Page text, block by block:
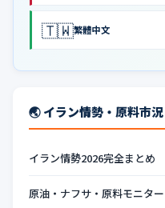
🇹🇼繁體中文
🌏 イラン情勢・原料市況
イラン情勢2026完全まとめ
原油・ナフサ・原料モニター